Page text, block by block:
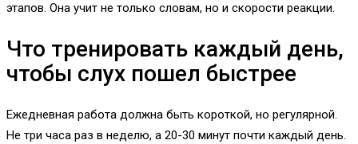
этапов. Она учит не только словам, но и скорости реакции.
Что тренировать каждый день,
чтобы слух пошел быстрее
Ежедневная работа должна быть короткой, но регулярной.
Не три часа раз в неделю, а 20-30 минут почти каждый день.